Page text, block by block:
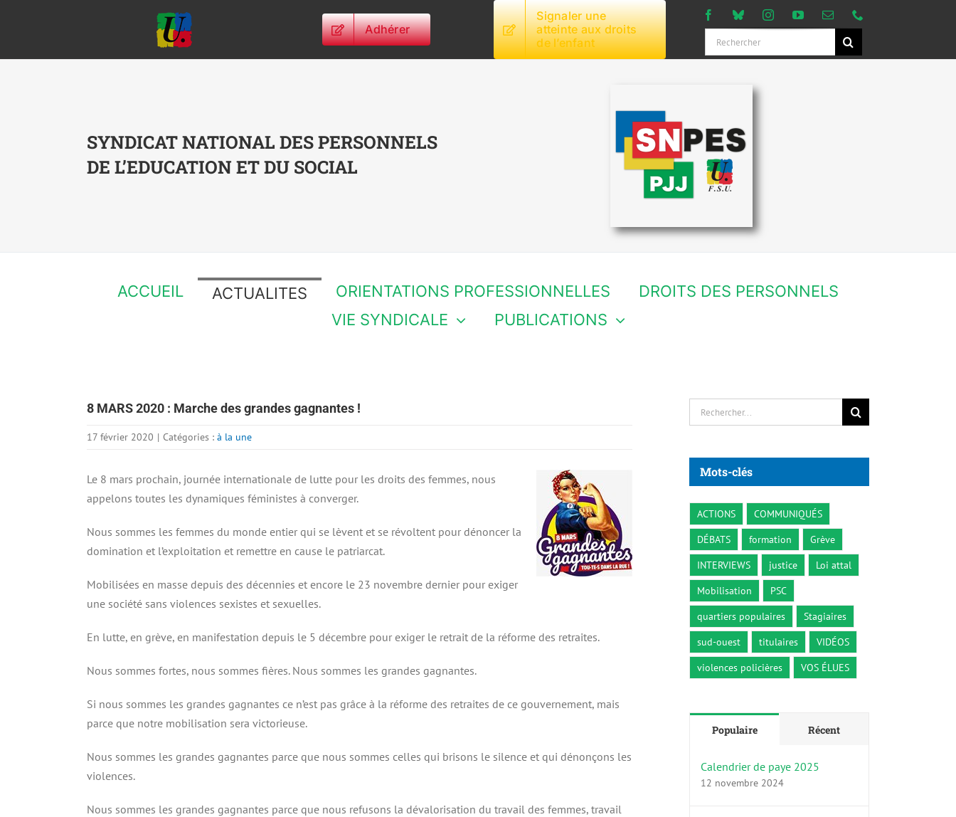
Adhérer
Signaler une
atteinte aux droits
de l’enfant
Rechercher:
SYNDICAT NATIONAL DES PERSONNELS
DE L’EDUCATION ET DU SOCIAL
ACCUEIL ACTUALITES ORIENTATIONS PROFESSIONNELLES
DROITS DES PERSONNELS
VIE SYNDICALE
PUBLICATIONS
8 MARS 2020 : Marche des grandes gagnantes !
17 février 2020 | Catégories : à la une
Le 8 mars prochain, journée internationale de lutte pour les droits des femmes, nous
appelons toutes les dynamiques féministes à converger.
Nous sommes les femmes du monde entier qui se lèvent et se révoltent pour dénoncer la
domination et l’exploitation et remettre en cause le patriarcat.
Mobilisées en masse depuis des décennies et encore le 23 novembre dernier pour exiger
une société sans violences sexistes et sexuelles.
En lutte, en grève, en manifestation depuis le 5 décembre pour exiger le retrait de la réforme des retraites.
Nous sommes fortes, nous sommes fières. Nous sommes les grandes gagnantes.
Si nous sommes les grandes gagnantes ce n’est pas grâce à la réforme des retraites de ce gouvernement, mais
parce que notre mobilisation sera victorieuse.
Nous sommes les grandes gagnantes parce que nous sommes celles qui brisons le silence et qui dénonçons les
violences.
Nous sommes les grandes gagnantes parce que nous refusons la dévalorisation du travail des femmes, travail
Rechercher:
Mots-clés
ACTIONS
COMMUNIQUÉS
DÉBATS
formation
Grève
INTERVIEWS
justice
Loi attal
Mobilisation
PSC
quartiers populaires
Stagiaires
sud-ouest
titulaires
VIDÉOS
violences policières
VOS ÉLUES
Populaire Récent
Calendrier de paye 2025
12 novembre 2024